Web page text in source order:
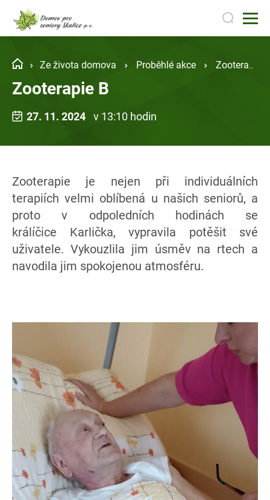
Ze života domova Proběhlé akce Zooterapie B
Zooterapie B
27. 11. 2024 v 13:10 hodin
Zooterapie je nejen při individuálních
terapiích velmi oblíbená u našich seniorů, a
proto v odpoledních hodinách se
králíčice Karlička, vypravila potěšit své
uživatele. Vykouzlila jim úsměv na rtech a
navodila jim spokojenou atmosféru.